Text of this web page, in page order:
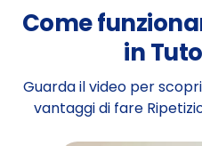
Come
in
Guarda il video per
vantaggi di fare